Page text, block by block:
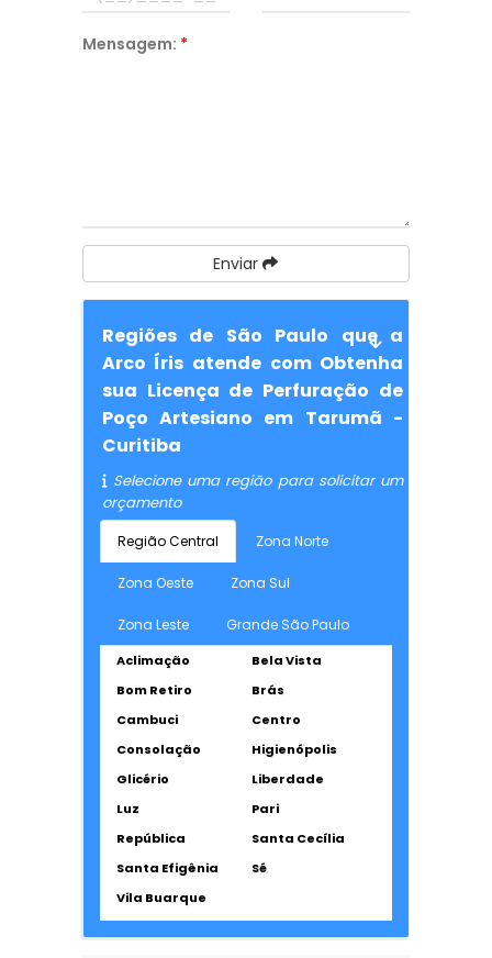
Mensagem: *
Enviar
Regiões de São Paulo que a
Arco Íris atende com Obtenha
sua Licença de Perfuração de
Poço Artesiano em Tarumã -
Curitiba
Selecione uma região para solicitar um
orçamento
Região Central Zona Norte
Zona Oeste Zona Sul
Zona Leste Grande São Paulo
Aclimação
Bela Vista
Bom Retiro
Brás
Cambuci
Centro
Consolação
Higienópolis
Glicério
Liberdade
Luz
Pari
República
Santa Cecília
Santa Efigênia
Sé
Vila Buarque